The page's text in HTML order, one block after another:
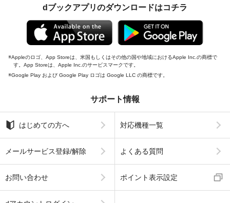
dブックアプリのダウンロードはコチラ
Appleのロゴ、App Storeは、米国もしくはその他の国や地域におけるApple Inc.の商標で
す。App Storeは、Apple Inc.のサービスマークです。
Google Play および Google Play ロゴは Google LLC の商標です。
サポート情報
はじめての方へ 対応機種一覧
メールサービス登録/解除 よくある質問
お問い合わせ ポイント表示設定